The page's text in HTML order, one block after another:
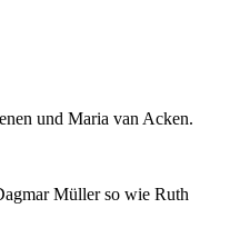
und Maria van Acken.
Müller so wie Ruth